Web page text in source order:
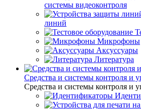
системы видеоконтроля
линий
Микрофоны
Аксуссуары
Литература
Средства и системы контроля и
Средства и системы контроля и